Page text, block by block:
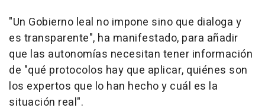
"Un Gobierno leal no impone sino que dialoga y
es transparente", ha manifestado, para añadir
que las autonomías necesitan tener información
de "qué protocolos hay que aplicar, quiénes son
los expertos que lo han hecho y cuál es la
situación real".